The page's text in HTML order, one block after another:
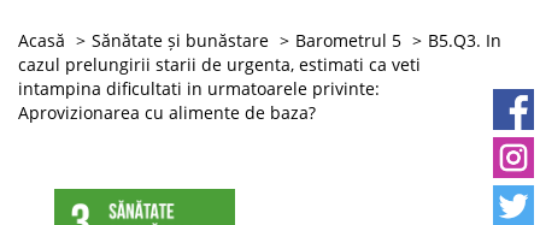
Acasă Sănătate și bunăstare Barometrul 5
B5.Q3. In
cazul prelungirii starii de urgenta, estimati ca veti
intampina dificultati in urmatoarele privinte:
Aprovizionarea cu alimente de baza?